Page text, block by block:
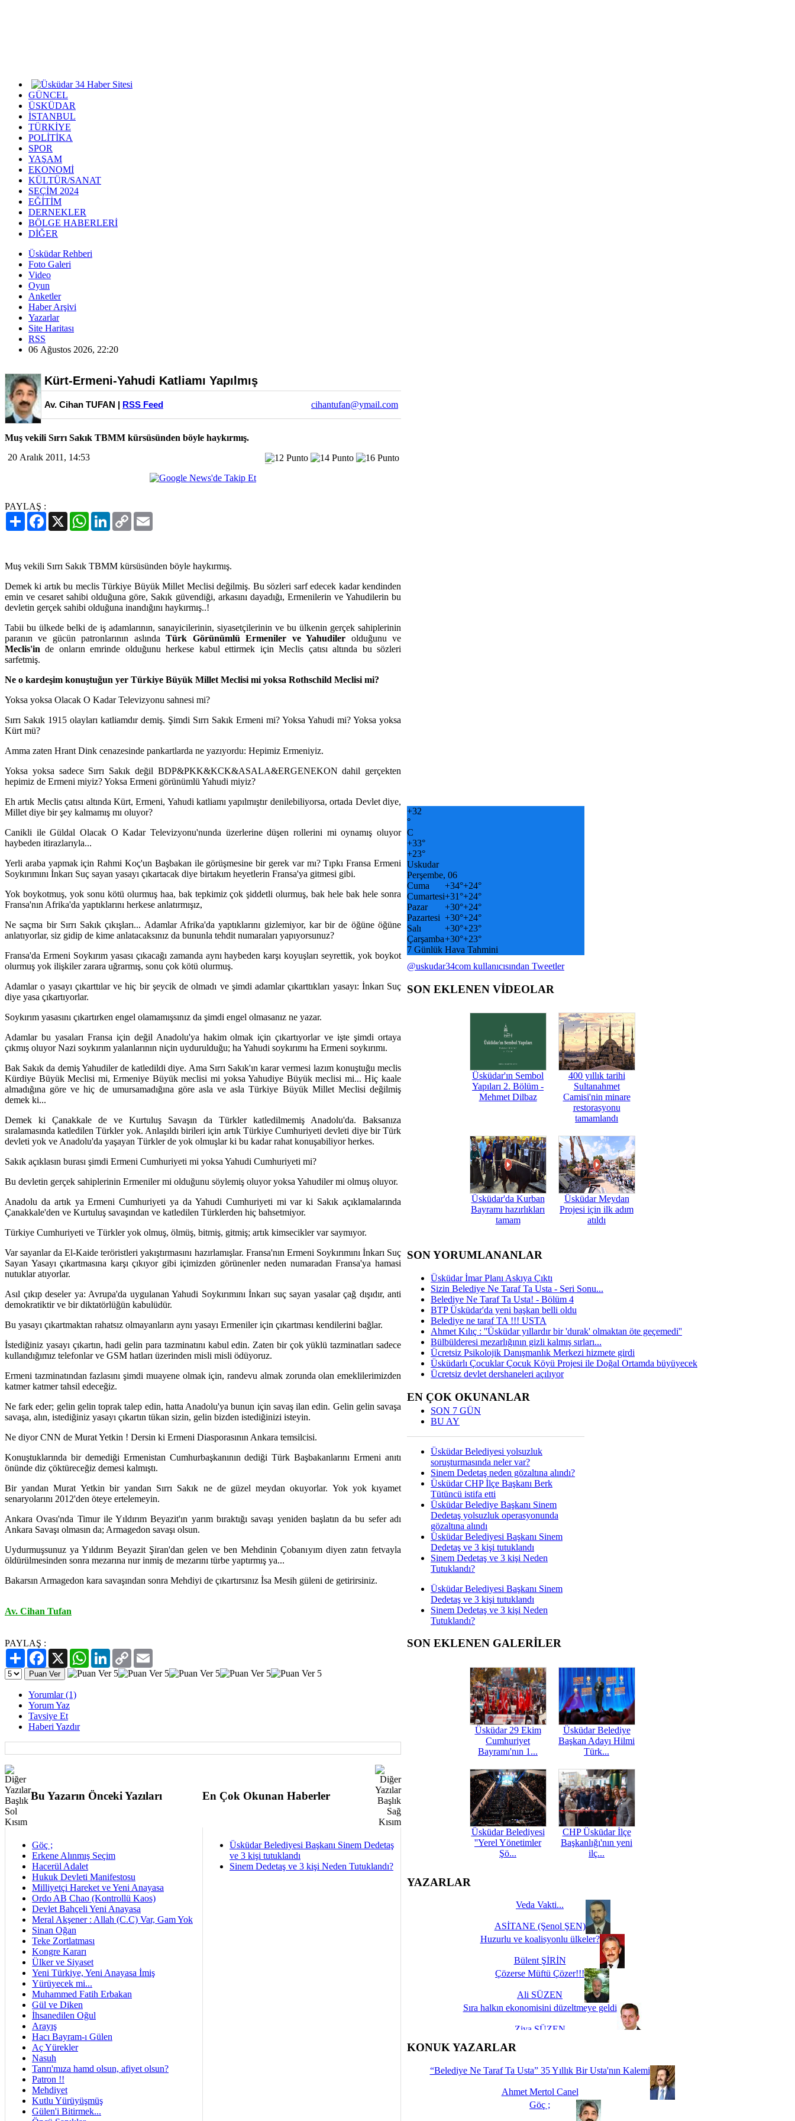
GÜNCEL
ÜSKÜDAR
İSTANBUL
TÜRKİYE
POLİTİKA
SPOR
YAŞAM
EKONOMİ
KÜLTÜR/SANAT
SEÇİM 2024
EĞİTİM
DERNEKLER
BÖLGE HABERLERİ
DİĞER
Üsküdar Rehberi
Foto Galeri
Video
Oyun
Anketler
Haber Arşivi
Yazarlar
Site Haritası
RSS
06 Ağustos 2026, 22:20
Kürt-Ermeni-Yahudi Katliamı Yapılmış
Av. Cihan TUFAN | RSS Feed cihantufan@ymail.com
Muş vekili Sırrı Sakık TBMM kürsüsünden böyle haykırmış.
20 Aralık 2011, 14:53
PAYLAŞ :
PaylaşFacebook
X WhatsAppLinkedIn
Copy
Link
Muş vekili Sırrı Sakık TBMM kürsüsünden böyle haykırmış.
Demek ki artık bu meclis Türkiye Büyük Millet Meclisi değilmiş. Bu sözleri sarf edecek kadar kendinden
emin ve cesaret sahibi olduğuna göre, Sakık güvendiği, arkasını dayadığı, Ermenilerin ve Yahudilerin bu
devletin gerçek sahibi olduğuna inandığını haykırmış..!
Tabii bu ülkede belki de iş adamlarının, sanayicilerinin, siyasetçilerinin ve bu ülkenin gerçek sahiplerinin
paranın ve gücün patronlarının aslındaTürk Görünümlü Ermeniler ve Yahudiler olduğunu ve
Meclis'in de onların emrinde olduğunu herkese kabul ettirmek için Meclis çatısı altında bu sözleri
sarfetmiş.
Ne o kardeşim konuştuğun yer Türkiye Büyük Millet Meclisi mi yoksa Rothschild Meclisi mi?
Yoksa yoksa Olacak O Kadar Televizyonu sahnesi mi?
Sırrı Sakık 1915 olayları katliamdır demiş. Şimdi Sırrı Sakık Ermeni mi? Yoksa Yahudi mi? Yoksa yoksa
Kürt mü?
Amma zaten Hrant Dink cenazesinde pankartlarda ne yazıyordu: Hepimiz Ermeniyiz.
Yoksa yoksa sadece Sırrı Sakık değil BDP&PKK&KCK&ASALA&ERGENEKON dahil gerçekten
hepimiz de Ermeni miyiz? Yoksa Ermeni görünümlü Yahudi miyiz?
Eh artık Meclis çatısı altında Kürt, Ermeni, Yahudi katliamı yapılmıştır denilebiliyorsa, ortada Devlet diye,
Millet diye bir şey kalmamış mı oluyor?
Canikli ile Güldal Olacak O Kadar Televizyonu'nunda üzerlerine düşen rollerini mi oynamış oluyor
haybeden itirazlarıyla...
Yerli araba yapmak için Rahmi Koç'un Başbakan ile görüşmesine bir gerek var mı? Tıpkı Fransa Ermeni
Soykırımını İnkarı Suç sayan yasayı çıkartacak diye birtakım heyetlerin Fransa'ya gitmesi gibi.
Yok boykotmuş, yok sonu kötü olurmuş haa, bak tepkimiz çok şiddetli olurmuş, bak hele bak hele sonra
Fransa'nın Afrika'da yaptıklarını herkese anlatırmışız,
Ne saçma bir Sırrı Sakık çıkışları... Adamlar Afrika'da yaptıklarını gizlemiyor, kar bir de öğüne öğüne
anlatıyorlar, siz gidip de kime anlatacaksınız da bununla tehdit numaraları yapıyorsunuz?
Fransa'da Ermeni Soykırım yasası çıkacağı zamanda aynı haybeden karşı koyuşları seyrettik, yok boykot
olurmuş yok ilişkiler zarara uğrarmış, sonu çok kötü olurmuş.
Adamlar o yasayı çıkarttılar ve hiç bir şeycik de olmadı ve şimdi adamlar çıkarttıkları yasayı: İnkarı Suç
diye yasa çıkartıyorlar.
Soykırım yasasını çıkartırken engel olamamışsınız da şimdi engel olmasanız ne yazar.
Adamlar bu yasaları Fransa için değil Anadolu'ya hakim olmak için çıkartıyorlar ve işte şimdi ortaya
çıkmış oluyor Nazi soykırım yalanlarının niçin uydurulduğu; ha Yahudi soykırımı ha Ermeni soykırımı.
Bak Sakık da demiş Yahudiler de katledildi diye. Ama Sırrı Sakık'ın karar vermesi lazım konuştuğu meclis
Kürdiye Büyük Meclisi mi, Ermeniye Büyük meclisi mi yoksa Yahudiye Büyük meclisi mi... Hiç kaale
almadığına göre ve hiç de umursamadığına göre asla ve asla Türkiye Büyük Millet Meclisi değilmiş
demek ki...
Demek ki Çanakkale de ve Kurtuluş Savaşın da Türkler katledilmemiş Anadolu'da. Baksanıza
sıralamasında katledilen Türkler yok. Anlaşıldı birileri için artık Türkiye Cumhuriyeti devleti diye bir Türk
devleti yok ve Anadolu'da yaşayan Türkler de yok olmuşlar ki bu kadar rahat konuşabiliyor herkes.
Sakık açıklasın burası şimdi Ermeni Cumhuriyeti mi yoksa Yahudi Cumhuriyeti mi?
Bu devletin gerçek sahiplerinin Ermeniler mi olduğunu söylemiş oluyor yoksa Yahudiler mi olmuş oluyor.
Anadolu da artık ya Ermeni Cumhuriyeti ya da Yahudi Cumhuriyeti mi var ki Sakık açıklamalarında
Çanakkale'den ve Kurtuluş savaşından ve katledilen Türklerden hiç bahsetmiyor.
Türkiye Cumhuriyeti ve Türkler yok olmuş, ölmüş, bitmiş, gitmiş; artık kimsecikler var saymıyor.
Var sayanlar da El-Kaide teröristleri yakıştırmasını hazırlamışlar. Fransa'nın Ermeni Soykırımını İnkarı Suç
Sayan Yasayı çıkartmasına karşı çıkıyor gibi içimizden görünenler neden numaradan Fransa'ya hamasi
nutuklar atıyorlar.
Asıl çıkıp deseler ya: Avrupa'da uygulanan Yahudi Soykırımını İnkarı suç sayan yasalar çağ dışıdır, anti
demokratiktir ve bir diktatörlüğün kabulüdür.
Bu yasayı çıkartmaktan rahatsız olmayanların aynı yasayı Ermeniler için çıkartması kendilerini bağlar.
İstediğiniz yasayı çıkartın, hadi gelin para tazminatını kabul edin. Zaten bir çok yüklü tazminatları sadece
kullandığımız telefonlar ve GSM hatları üzerinden misli misli ödüyoruz.
Ermeni tazminatından fazlasını şimdi muayene olmak için, randevu almak zorunda olan emeklilerimizden
katmer katmer tahsil edeceğiz.
Ne fark eder; gelin gelin toprak talep edin, hatta Anadolu'ya bunun için savaş ilan edin. Gelin gelin savaşa
savaşa, alın, istediğiniz yasayı çıkartın tükan sizin, gelin bizden istediğinizi isteyin.
Ne diyor CNN de Murat Yetkin ! Dersin ki Ermeni Diasporasının Ankara temsilcisi.
Konuştuklarında bir demediği Ermenistan Cumhurbaşkanının dediği Türk Başbakanlarını Ermeni anıtı
önünde diz çöktüreceğiz demesi kalmıştı.
Bir yandan Murat Yetkin bir yandan Sırrı Sakık ne de güzel meydan okuyorlar. Yok yok kıyamet
senaryolarını 2012'den öteye ertelemeyin.
Ankara Ovası'nda Timur ile Yıldırım Beyazit'ın yarım bıraktığı savaşı yeniden başlatın da bu sefer adı
Ankara Savaşı olmasın da; Armagedon savaşı olsun.
Uydurmuşsunuz ya Yıldırım Beyazit Şiran'dan gelen ve ben Mehdinin Çobanıyım diyen zatın fetvayla
öldürülmesinden sonra mezarına nur inmiş de mezarını türbe yaptırmış ya...
Bakarsın Armagedon kara savaşından sonra Mehdiyi de çıkartırsınız İsa Mesih güleni de getirirsiniz.
Av. Cihan Tufan
PAYLAŞ :
PaylaşFacebook
X WhatsAppLinkedIn
Copy
Link
Yorumlar (1)
Yorum Yaz
Tavsiye Et
Haberi Yazdır
Bu Yazarın Önceki Yazıları En Çok Okunan Haberler
Göç ;
Erkene Alınmış Seçim
Hacerül Adalet
Hukuk Devleti Manifestosu
Milliyetçi Hareket ve Yeni Anayasa
Ordo AB Chao (Kontrollü Kaos)
Devlet Bahçeli Yeni Anayasa
Meral Akşener : Allah (C.C) Var, Gam Yok
Sinan Oğan
Teke Zortlatması
Kongre Kararı
Ülker ve Siyaset
Yeni Türkiye, Yeni Anayasa İmiş
Yürüyecek mi...
Muhammed Fatih Erbakan
Gül ve Diken
İhsanedilen Oğul
Arayış
Hacı Bayram-ı Gülen
Aç Yürekler
Nasuh
Tanrı'mıza hamd olsun, afiyet olsun?
Patron !!
Mehdiyet
Kutlu Yürüyüşmüş
Gülen'i Bitirmek...
Üsküdar Belediyesi Başkanı Sinem Dedetaş
ve 3 kişi tutuklandı
Sinem Dedetaş ve 3 kişi Neden Tutuklandı?
+32
°
C
+33°
+23°
Uskudar
Perşembe, 06
Cuma
+34°+24°
Cumartesi+31°+24°
Pazar
+30°+24°
Pazartesi +30°+24°
Salı
+30°+23°
Çarşamba+30°+23°
7 Günlük Hava Tahmini
@uskudar34com kullanıcısından Tweetler
SON EKLENEN VİDEOLAR
Üsküdar'ın Sembol
Yapıları 2. Bölüm -
Mehmet Dilbaz
400 yıllık tarihi
Sultanahmet
Camisi'nin minare
restorasyonu
tamamlandı
Üsküdar'da Kurban
Bayramı hazırlıkları
tamam
Üsküdar Meydan
Projesi için ilk adım
atıldı
SON YORUMLANANLAR
Üsküdar İmar Planı Askıya Çıktı
Sizin Belediye Ne Taraf Ta Usta - Seri Sonu...
Belediye Ne Taraf Ta Usta! - Bölüm 4
BTP Üsküdar'da yeni başkan belli oldu
Belediye ne taraf TA !!! USTA
Ahmet Kılıç : ''Üsküdar yıllardır bir 'durak' olmaktan öte geçemedi''
Bülbülderesi mezarlığının gizli kalmış sırları...
Ücretsiz Psikolojik Danışmanlık Merkezi hizmete girdi
Üsküdarlı Çocuklar Çocuk Köyü Projesi ile Doğal Ortamda büyüyecek
Ücretsiz devlet dershaneleri açılıyor
EN ÇOK OKUNANLAR
SON 7 GÜN
BU AY
Üsküdar Belediyesi yolsuzluk
soruşturmasında neler var?
Sinem Dedetaş neden gözaltına alındı?
Üsküdar CHP İlçe Başkanı Berk
Tütüncü istifa etti
Üsküdar Belediye Başkanı Sinem
Dedetaş yolsuzluk operasyonunda
gözaltına alındı
Üsküdar Belediyesi Başkanı Sinem
Dedetaş ve 3 kişi tutuklandı
Sinem Dedetaş ve 3 kişi Neden
Tutuklandı?
Üsküdar Belediyesi Başkanı Sinem
Dedetaş ve 3 kişi tutuklandı
Sinem Dedetaş ve 3 kişi Neden
Tutuklandı?
SON EKLENEN GALERİLER
Üsküdar 29 Ekim
Cumhuriyet
Bayramı'nın 1...
Üsküdar Belediye
Başkan Adayı Hilmi
Türk...
Üsküdar Belediyesi
''Yerel Yönetimler
Şö...
CHP Üsküdar İlçe
Başkanlığı'nın yeni
ilç...
YAZARLAR
Veda Vakti...
ASİTANE (Şenol ŞEN)
Huzurlu ve koalisyonlu ülkeler?
Bülent ŞİRİN
Çözerse Müftü Çözer!!!
Ali SÜZEN
Sıra halkın ekonomisini düzeltmeye geldi
Ziya SÜZEN
İşte Biz buyuz...
KONUK YAZARLAR
“Belediye Ne Taraf Ta Usta” 35 Yıllık Bir Usta'nın Kalemi
Ahmet Mertol Canel
Göç ;